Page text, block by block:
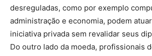
desreguladas, como por exemplo
administração e economia, podem
iniciativa privada sem revalidar seus
Do outro lado da moeda, profissionais